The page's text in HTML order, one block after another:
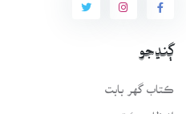
ڳنڍجو
ڪتاب گهر بابت
انتظامي سَٿ